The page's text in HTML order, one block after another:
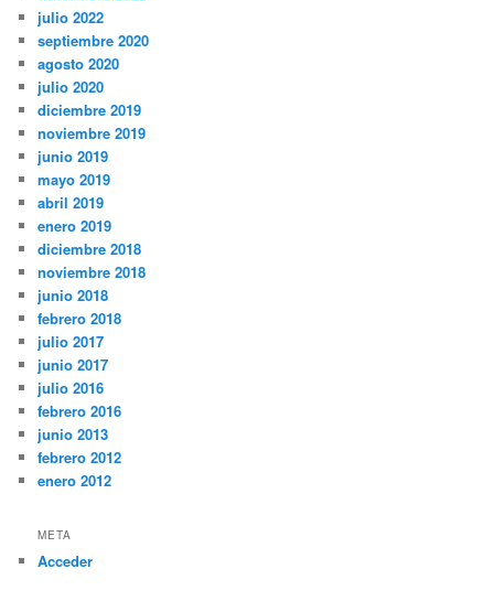
julio 2022
septiembre 2020
agosto 2020
julio 2020
diciembre 2019
noviembre 2019
junio 2019
mayo 2019
abril 2019
enero 2019
diciembre 2018
noviembre 2018
junio 2018
febrero 2018
julio 2017
junio 2017
julio 2016
febrero 2016
junio 2013
febrero 2012
enero 2012
META
Acceder